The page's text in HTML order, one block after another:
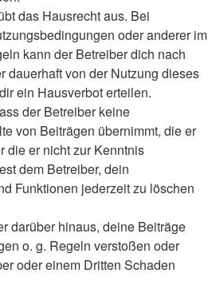
das Hausrecht aus. Bei
oder anderer im
kann der Betreiber dich nach
dauerhaft von der Nutzung dieses
ein Hausverbot erteilen.
der Betreiber keine
von Beiträgen übernimmt, die er
die er nicht zur Kenntnis
dem Betreiber, dein
Funktionen jederzeit zu löschen
darüber hinaus, deine Beiträge
o. g. Regeln verstoßen oder
oder einem Dritten Schaden